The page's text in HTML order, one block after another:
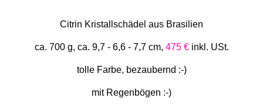
Citrin Kristallschädel aus Brasilien
ca. 700 g, ca. 9,7 - 6,6 - 7,7 cm, 475 €inkl. USt.
tolle Farbe, bezaubernd :-)
mit Regenbögen :-)